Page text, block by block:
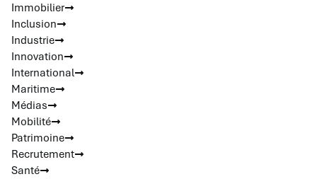
Immobilier
Inclusion
Industrie
Innovation
International
Maritime
Médias
Mobilité
Patrimoine
Recrutement
Santé